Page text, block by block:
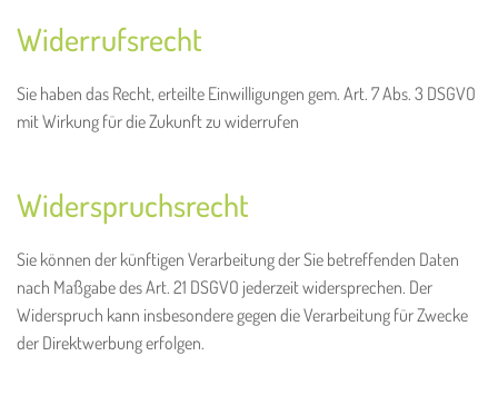
Widerrufsrecht
Sie haben das Recht, erteilte Einwilligungen gem. Art. 7 Abs. 3 DSGVO
mit Wirkung für die Zukunft zu widerrufen
Widerspruchsrecht
Sie können der künftigen Verarbeitung der Sie betreffenden Daten
nach Maßgabe des Art. 21 DSGVO jederzeit widersprechen. Der
Widerspruch kann insbesondere gegen die Verarbeitung für Zwecke
der Direktwerbung erfolgen.